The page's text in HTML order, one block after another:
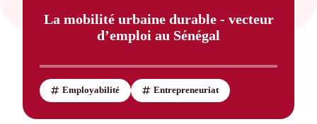
La mobilité urbaine durable - vecteur
d’emploi au Sénégal
Employabilité Entrepreneuriat